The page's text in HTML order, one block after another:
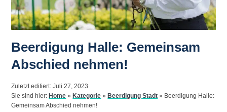
Beerdigung Halle: Gemeinsam
Abschied nehmen!
Zuletzt editiert: Juli 27, 2023
Sie sind hier:Home »Kategorie »Beerdigung Stadt » Beerdigung Halle:
Gemeinsam Abschied nehmen!